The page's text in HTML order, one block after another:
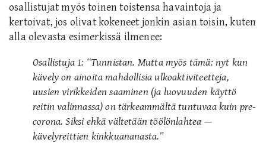
osallistujat myös toinen toistensa havaintoja ja
kertoivat, jos olivat kokeneet jonkin asian toisin, kuten
alla olevasta esimerkissä ilmenee:
Osallistuja 1: “Tunnistan. Mutta myös tämä: nyt kun
kävely on ainoita mahdollisia ulkoaktiviteetteja,
uusien virikkeiden saaminen (ja luovuuden käyttö
reitin valinnassa) on tärkeammältä tuntuvaa kuin pre-
corona. Siksi ehkä vältetään töölönlahtea —
kävelyreittien kinkkuananasta.”